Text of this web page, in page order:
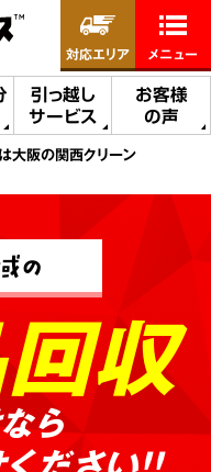
引っ越し
サービス
お客様
の声
対応エリア メニュー
大阪の関西クリーン
の
収
ら